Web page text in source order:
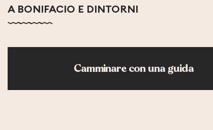
CORSE MONTAGNE
A BONIFACIO E DINTORNI
Camminare con una guida